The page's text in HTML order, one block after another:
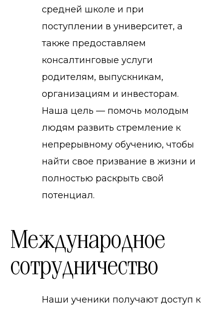
средней школе и при
поступлении в университет, а
также предоставляем
консалтинговые услуги
родителям, выпускникам,
организациям и инвесторам.
Наша цель — помочь молодым
людям развить стремление к
непрерывному обучению, чтобы
найти свое призвание в жизни и
полностью раскрыть свой
потенциал.
Международное
cотрудничество
Наши ученики получают доступ к